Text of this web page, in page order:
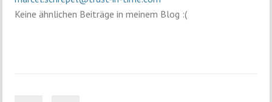
Keine ähnlichen Beiträge in meinem Blog :(